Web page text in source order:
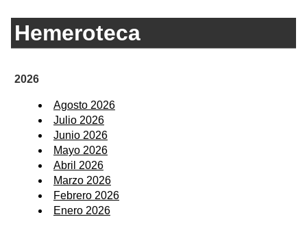
Hemeroteca
2026
Agosto 2026
Julio 2026
Junio 2026
Mayo 2026
Abril 2026
Marzo 2026
Febrero 2026
Enero 2026